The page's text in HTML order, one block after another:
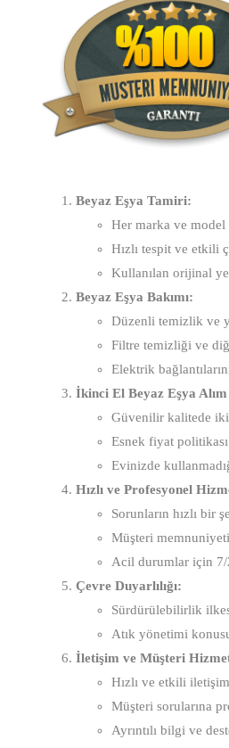
Beyaz Eşya Tamiri:
Her marka ve model
Hızlı tespit ve etkili
Kullanılan orijinal
Beyaz Eşya Bakımı:
Düzenli temizlik ve
Filtre temizliği ve
Elektrik
İkinci El Beyaz Eşya
Güvenilir kalitede
Esnek fiyat
Evinizde
Hızlı ve Profesyonel
Sorunların hızlı bir
Müşteri memnuniyeti
Acil durumlar için 7/
Çevre Duyarlılığı:
Sürdürülebilirlik
Atık yönetimi
İletişim ve Müşteri
Hızlı ve etkili
Müşteri sorularına
Ayrıntılı bilgi ve